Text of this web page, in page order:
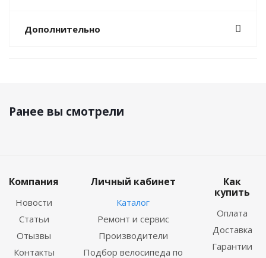
Дополнительно
Ранее вы смотрели
Компания
Новости
Статьи
Отызвы
Контакты
Личный кабинет
Каталог
Ремонт и сервис
Производители
Подбор велосипеда по
Как
купить
Оплата
Доставка
Гарантии